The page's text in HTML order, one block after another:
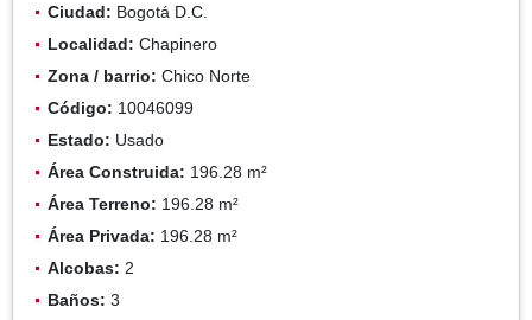
Ciudad: Bogotá D.C.
Localidad: Chapinero
Zona / barrio: Chico Norte
Código: 10046099
Estado: Usado
Área Construida: 196.28 m²
Área Terreno: 196.28 m²
Área Privada: 196.28 m²
Alcobas: 2
Baños: 3